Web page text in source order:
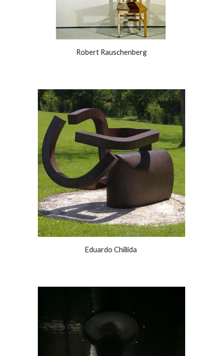
Robert Rauschenberg
Eduardo Chillida